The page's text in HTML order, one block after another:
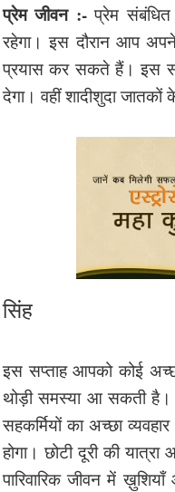
प्रेम जीवन :-प्रेम संबंधित
रहेगा। इस दौरान आप
प्रयास कर सकते हैं। इस
देगा। वहीं शादीशुदा जातकों
सिंह
इस सप्ताह आपको कोई
थोड़ी समस्या आ सकती है।
सहकर्मियों का अच्छा
होगा। छोटी दूरी की
पारिवारिक जीवन में